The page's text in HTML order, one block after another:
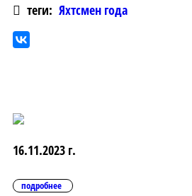
теги: Яхтсмен года
16.11.2023 г.
подробнее